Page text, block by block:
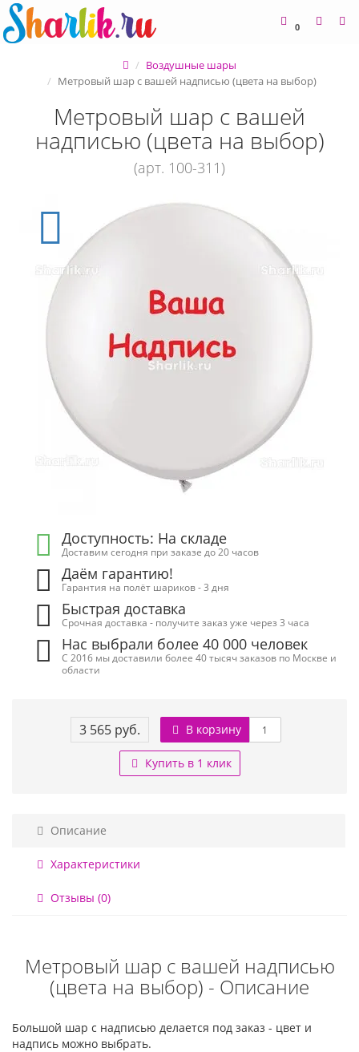
0
Воздушные шары
Метровый шар с вашей надписью (цвета на выбор)
Метровый шар с вашей
надписью (цвета на выбор)
(арт. 100-311)
Доступность: На складе
Доставим сегодня при заказе до 20 часов
Даём гарантию!
Гарантия на полёт шариков - 3 дня
Быстрая доставка
Срочная доставка - получите заказ уже через 3 часа
Нас выбрали более 40 000 человек
С 2016 мы доставили более 40 тысяч заказов по Москве и
области
3 565 руб. В корзину
Купить в 1 клик
Описание
Характеристики
Отзывы (0)
Метровый шар с вашей надписью
(цвета на выбор) - Описание
Большой шар с надписью делается под заказ - цвет и
надпись можно выбрать.